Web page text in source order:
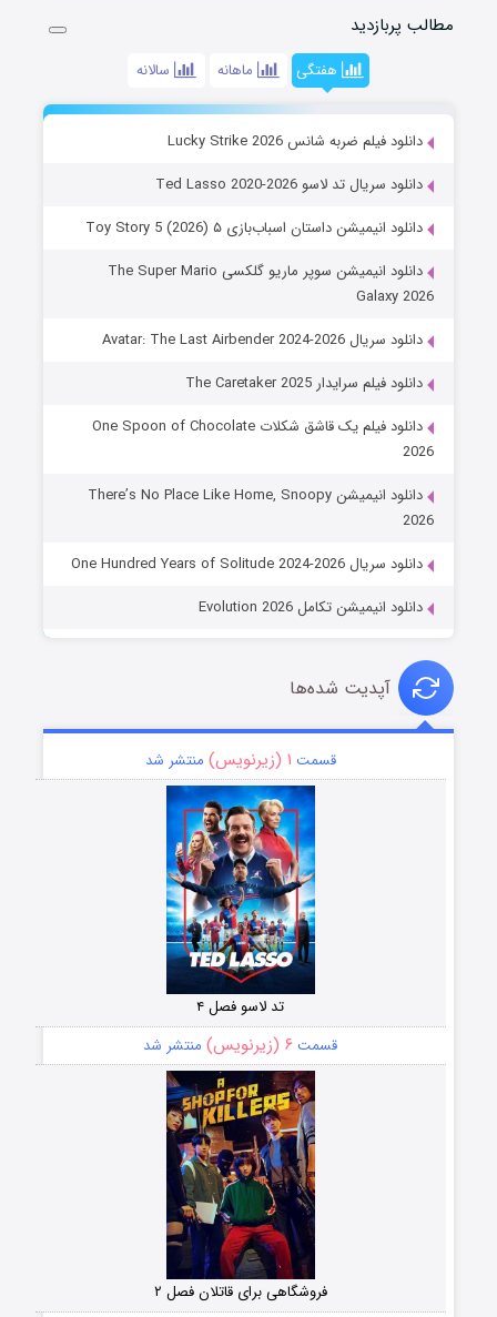
مطالب پربازدید
هفتگی ماهانه سالانه
دانلود فیلم ضربه شانس Lucky Strike 2026
دانلود سریال تد لاسو Ted Lasso 2020-2026
دانلود انیمیشن داستان اسباب‌بازی ۵ Toy Story 5 (2026)
دانلود انیمیشن سوپر ماریو گلکسی The Super Mario
Galaxy 2026
دانلود سریال Avatar: The Last Airbender 2024-2026
دانلود فیلم سرایدار The Caretaker 2025
دانلود فیلم یک قاشق شکلات One Spoon of Chocolate
2026
دانلود انیمیشن There’s No Place Like Home, Snoopy
2026
دانلود سریال One Hundred Years of Solitude 2024-2026
دانلود انیمیشن تکامل Evolution 2026
آپدیت شده‌ها
قسمت ۱ (زیرنویس) منتشر شد
تد لاسو فصل ۴
قسمت ۶ (زیرنویس) منتشر شد
فروشگاهی برای قاتلان فصل ۲